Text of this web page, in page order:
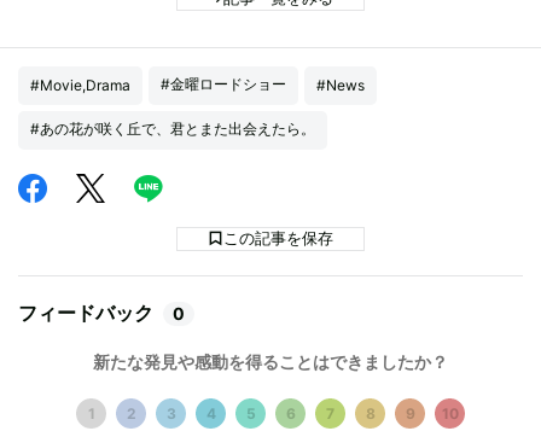
#Movie,Drama #金曜ロードショー #News
#あの花が咲く丘で、君とまた出会えたら。
この記事を保存
フィードバック 0
新たな発見や感動を得ることはできましたか？
1 2 3 4 5 6 7 8 9 10